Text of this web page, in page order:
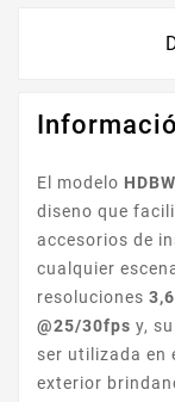
El modelo
diseno que
accesorios de
cualquier
resoluciones
@25/30fps y,
ser utilizada en
exterior